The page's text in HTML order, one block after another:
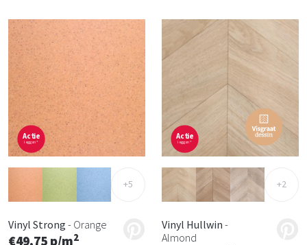
Actie
leggen*
+5
Vinyl Strong - Orange
€49,75 p/m2
Actie
leggen*
+2
Vinyl Hullwin -
Almond